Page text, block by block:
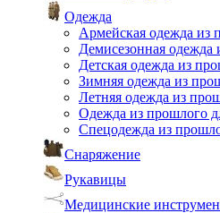
Одежда
Армейская одежда из
Демисезонная одежда
Детская одежда из
Зимняя одежда из
Летняя одежда из
Одежда из прошлого
Спецодежда из
Снаряжение
Рукавицы
Медицинские